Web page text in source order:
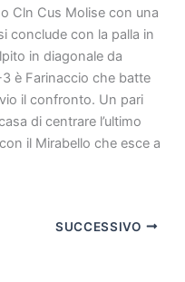
Cln Cus Molise con una
conclude con la palla in
in diagonale da
è Farinaccio che batte
il confronto. Un pari
di centrare l’ultimo
il Mirabello che esce a
SUCCESSIVO